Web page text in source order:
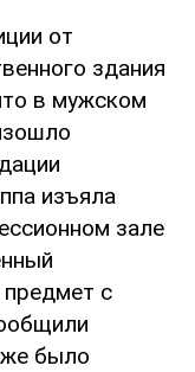
от
здания
в мужском
изъяла
зале
с
было